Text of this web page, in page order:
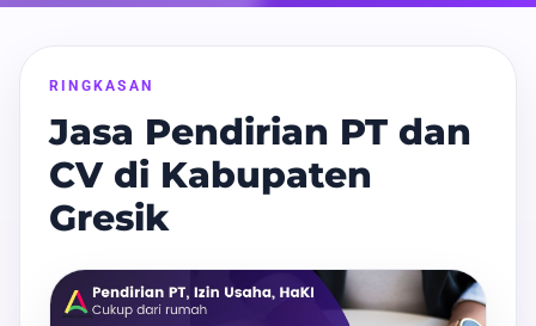
RINGKASAN
Jasa Pendirian PT dan
CV di Kabupaten
Gresik